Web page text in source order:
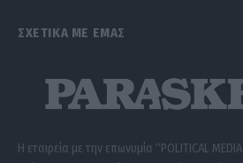
ΣΧΕΤΙΚΑ ΜΕ ΕΜΑΣ
Η εταιρεία με την επωνυμία “POLITICAL MEDIA